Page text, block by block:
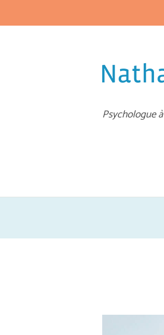
Psychologue